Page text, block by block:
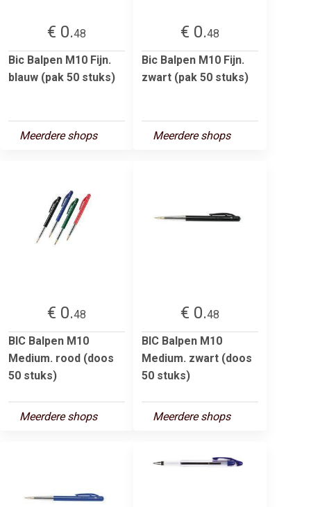
€ 0.48
Bic Balpen M10 Fijn.
blauw (pak 50 stuks)
Meerdere shops
€ 0.48
Bic Balpen M10 Fijn.
zwart (pak 50 stuks)
Meerdere shops
€ 0.48
BIC Balpen M10
Medium. rood (doos
50 stuks)
Meerdere shops
€ 0.48
BIC Balpen M10
Medium. zwart (doos
50 stuks)
Meerdere shops